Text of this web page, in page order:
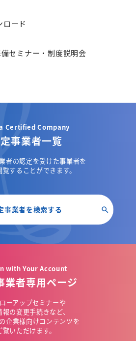
ロード
セミナー・制度説明会
Certified Company
事業者一覧
者の認定を受けた事業者を
することができます。
事業者を検索する
with Your Account
業者専用ページ
ーアップセミナーや
の変更手続きなど、
企業様向けコンテンツを
覧いただけます。